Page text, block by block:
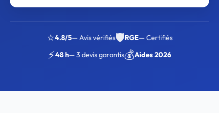
⭐4.8/5— Avis vérifiés🛡️RGE— Certifiés
⚡48 h— 3 devis garantis💰Aides 2026